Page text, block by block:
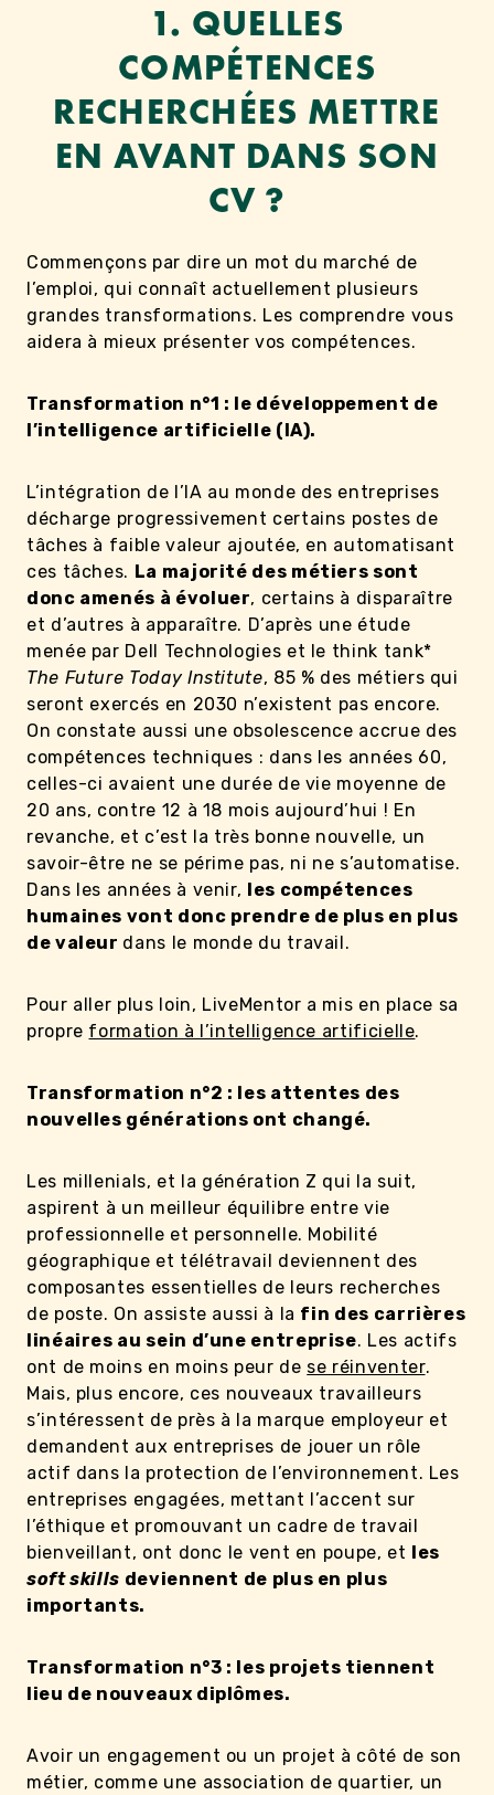
1. QUELLES
COMPÉTENCES
RECHERCHÉES METTRE
EN AVANT DANS SON
CV ?
Commençons par dire un mot du marché de
l’emploi, qui connaît actuellement plusieurs
grandes transformations. Les comprendre vous
aidera à mieux présenter vos compétences.
Transformation n°1 : le développement de
l’intelligence artificielle (IA).
L’intégration de l’IA au monde des entreprises
décharge progressivement certains postes de
tâches à faible valeur ajoutée, en automatisant
ces tâches. La majorité des métiers sont
donc amenés à évoluer, certains à disparaître
et d’autres à apparaître. D’après une étude
menée par Dell Technologies et le think tank*
The Future Today Institute, 85 % des métiers qui
seront exercés en 2030 n’existent pas encore.
On constate aussi une obsolescence accrue des
compétences techniques : dans les années 60,
celles-ci avaient une durée de vie moyenne de
20 ans, contre 12 à 18 mois aujourd’hui ! En
revanche, et c’est la très bonne nouvelle, un
savoir-être ne se périme pas, ni ne s’automatise.
Dans les années à venir,
les compétences
humaines vont donc prendre de plus en plus
de valeur dans le monde du travail.
Pour aller plus loin, LiveMentor a mis en place sa
propre formation à l’intelligence artificielle.
Transformation n°2 : les attentes des
nouvelles générations ont changé.
Les millenials, et la génération Z qui la suit,
aspirent à un meilleur équilibre entre vie
professionnelle et personnelle. Mobilité
géographique et télétravail deviennent des
composantes essentielles de leurs recherches
de poste. On assiste aussi à la fin des carrières
linéaires au sein d’une entreprise. Les actifs
ont de moins en moins peur de se réinventer.
Mais, plus encore, ces nouveaux travailleurs
s’intéressent de près à la marque employeur et
demandent aux entreprises de jouer un rôle
actif dans la protection de l’environnement. Les
entreprises engagées, mettant l’accent sur
l’éthique et promouvant un cadre de travail
bienveillant, ont donc le vent en poupe, et
les
soft skills deviennent de plus en plus
importants.
Transformation n°3 : les projets tiennent
lieu de nouveaux diplômes.
Avoir un engagement ou un projet à côté de son
métier, comme une association de quartier, un